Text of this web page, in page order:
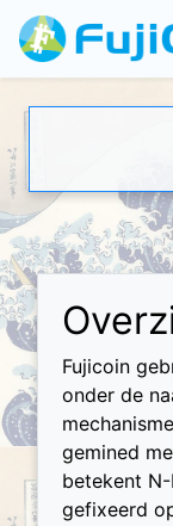
Fujicoin
onder de
gemined
betekent
gefixeerd